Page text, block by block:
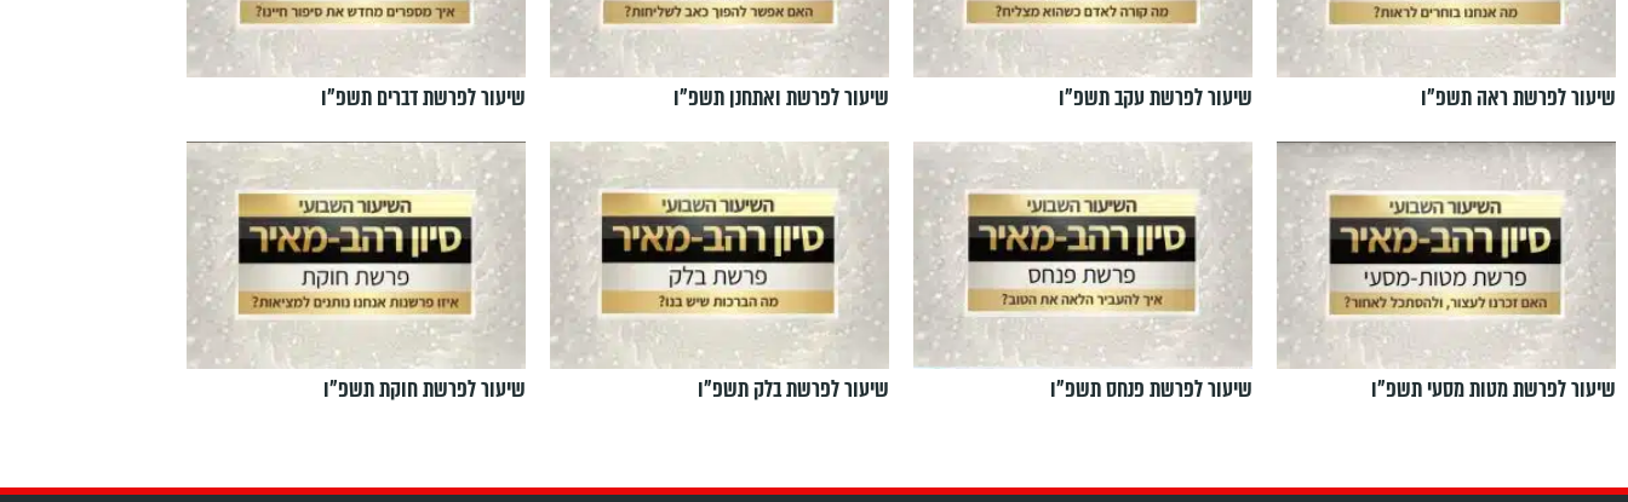
שיעור לפרשת ראה תשפ"ו שיעור לפרשת עקב תשפ"ו שיעור לפרשת ואתחנן תשפ"ו שיעור לפרשת דברים תשפ"ו
שיעור לפרשת מטות מסעי תשפ"ו שיעור לפרשת פנחס תשפ"ו שיעור לפרשת בלק תשפ"ו שיעור לפרשת חוקת תשפ"ו